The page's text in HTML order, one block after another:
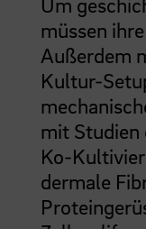
müssen
Außerdem
Kultur-
mit Studien
Ko-
dermale